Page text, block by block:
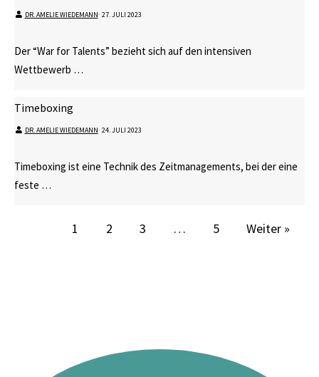
DR. AMELIE WIEDEMANN⋅ 27. JULI 2023
Der “War for Talents” bezieht sich auf den intensiven
Wettbewerb …
Timeboxing
DR. AMELIE WIEDEMANN⋅ 24. JULI 2023
Timeboxing ist eine Technik des Zeitmanagements, bei der eine
feste …
1 2 3 … 5 Weiter »